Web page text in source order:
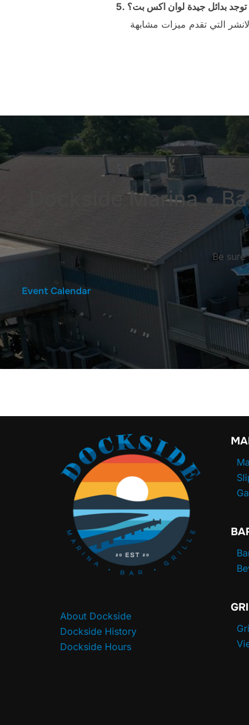
توجد بدائل جيدة لوان اكس بت؟
Dockside Marina •
Be
Event Calendar
About Dockside
Dockside History
Dockside Hours